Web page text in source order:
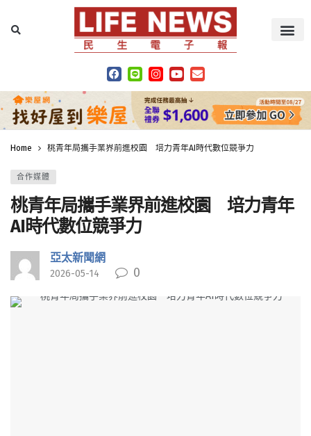
Home 桃青年局攜手業界前進校園 培力青年AI時代數位競爭力
合作媒體
桃青年局攜手業界前進校園 培力青年
AI時代數位競爭力
亞太新聞網
2026-05-14 0